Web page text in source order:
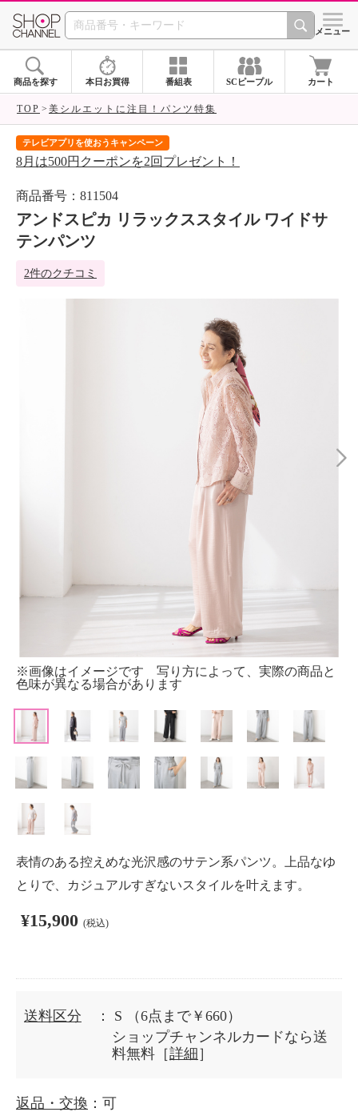
SHOP CHANNEL シメニュー
商品を探す 本日お買得 番組表 SCピープル カート
TOP 美シルエットに注目！パンツ特集
テレビアプリを使おうキャンペーン
8月は500円クーポンを2回プレゼント！
商品番号：811504
アンドスピカ リラックススタイル ワイドサ
テンパンツ
2件のクチコミ
※画像はイメージです 写り方によって、実際の商品と
色味が異なる場合があります
表情のある控えめな光沢感のサテン系パンツ。上品なゆ
とりで、カジュアルすぎないスタイルを叶えます。
¥15,900 (税込)
送料区分 ： S
（6点まで￥660）
ショップチャンネルカードなら送
料無料［詳細 ］
返品・交換 ：可